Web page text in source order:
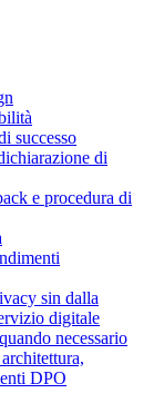
successo
di
e procedura di
sin dalla
digitale
necessario
DPO